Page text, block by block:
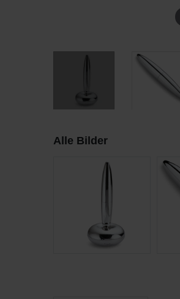
Alle Bilder